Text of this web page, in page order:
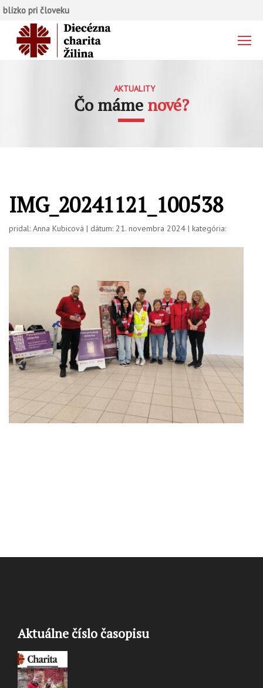
blízko pri človeku
AKTUALITY
Čo máme nové?
IMG_20241121_100538
pridal: Anna Kubicová | dátum: 21. novembra 2024 | kategória:
Aktuálne číslo časopisu